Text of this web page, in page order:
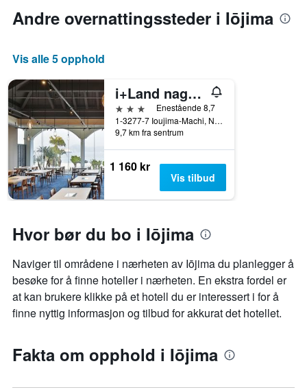
Andre overnattingssteder i Iōjima
Vis alle 5 opphold
i+Land nagasaki
3 stjernerEnestående 8,7
1-3277-7 Ioujima-Machi, Nagasaki, Japan
9,7 km fra sentrum
1 160 kr
Vis tilbud
Hvor bør du bo i Iōjima
Naviger til områdene i nærheten av Iōjima du planlegger å
besøke for å finne hoteller i nærheten. En ekstra fordel er
at kan brukere klikke på et hotell du er interessert i for å
finne nyttig informasjon og tilbud for akkurat det hotellet.
Fakta om opphold i Iōjima